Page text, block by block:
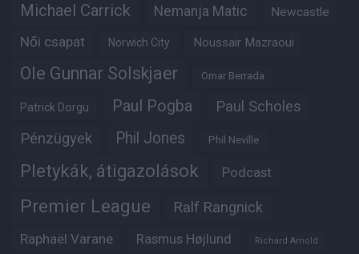
Michael Carrick Nemanja Matic Newcastle
Női csapat Norwich City Noussair Mazraoui
Ole Gunnar Solskjaer Omar Berrada
Patrick Dorgu Paul Pogba Paul Scholes
Pénzügyek Phil Jones Phil Neville
Pletykák, átigazolások Podcast
Premier League Ralf Rangnick
Raphaël Varane Rasmus Højlund Richard Arnold